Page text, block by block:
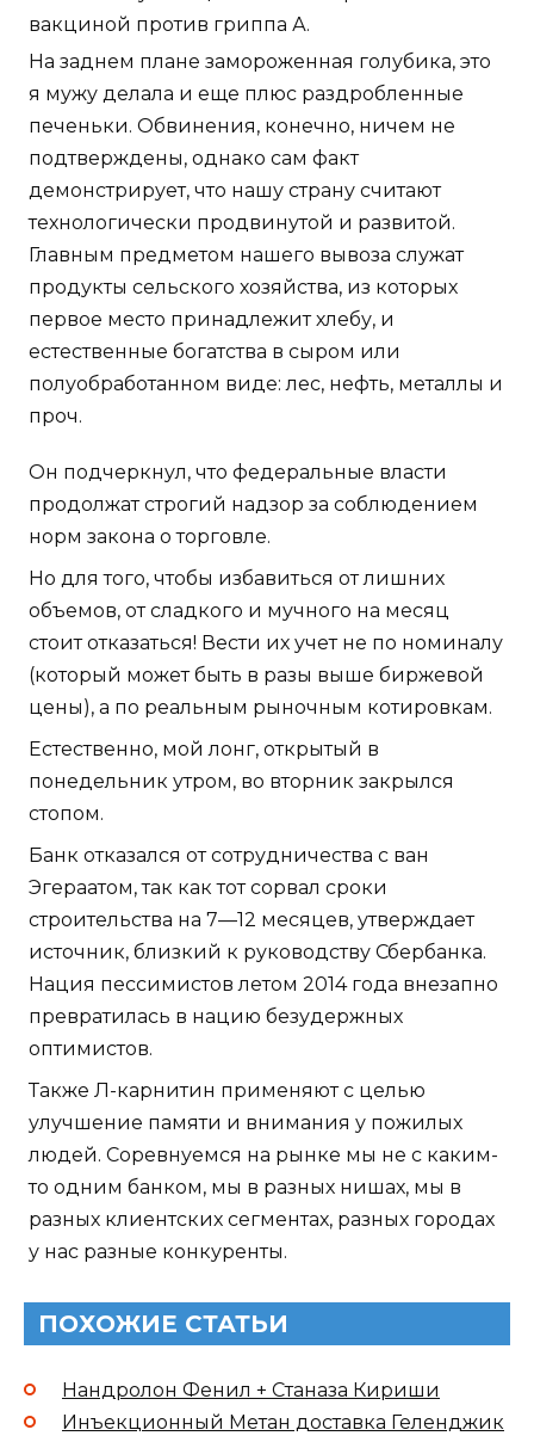
вакциной против гриппа А.
На заднем плане замороженная голубика, это
я мужу делала и еще плюс раздробленные
печеньки. Обвинения, конечно, ничем не
подтверждены, однако сам факт
демонстрирует, что нашу страну считают
технологически продвинутой и развитой.
Главным предметом нашего вывоза служат
продукты сельского хозяйства, из которых
первое место принадлежит хлебу, и
естественные богатства в сыром или
полуобработанном виде: лес, нефть, металлы и
проч.
Он подчеркнул, что федеральные власти
продолжат строгий надзор за соблюдением
норм закона о торговле.
Но для того, чтобы избавиться от лишних
объемов, от сладкого и мучного на месяц
стоит отказаться! Вести их учет не по номиналу
(который может быть в разы выше биржевой
цены), а по реальным рыночным котировкам.
Естественно, мой лонг, открытый в
понедельник утром, во вторник закрылся
стопом.
Банк отказался от сотрудничества с ван
Эгераатом, так как тот сорвал сроки
строительства на 7—12 месяцев, утверждает
источник, близкий к руководству Сбербанка.
Нация пессимистов летом 2014 года внезапно
превратилась в нацию безудержных
оптимистов.
Также Л-карнитин применяют с целью
улучшение памяти и внимания у пожилых
людей. Соревнуемся на рынке мы не с каким-
то одним банком, мы в разных нишах, мы в
разных клиентских сегментах, разных городах
у нас разные конкуренты.
ПОХОЖИЕ СТАТЬИ
Нандролон Фенил + Станаза Кириши
Инъекционный Метан доставка Геленджик